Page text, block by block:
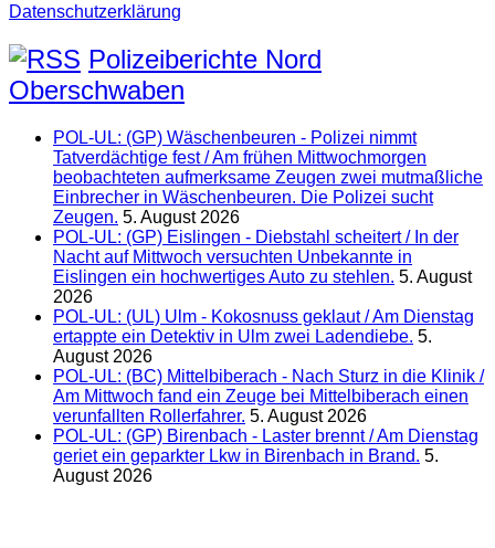
Datenschutzerklärung
Polizeiberichte Nord
Oberschwaben
POL-UL: (GP) Wäschenbeuren - Polizei nimmt
Tatverdächtige fest / Am frühen Mittwochmorgen
beobachteten aufmerksame Zeugen zwei mutmaßliche
Einbrecher in Wäschenbeuren. Die Polizei sucht
Zeugen. 5. August 2026
POL-UL: (GP) Eislingen - Diebstahl scheitert / In der
Nacht auf Mittwoch versuchten Unbekannte in
Eislingen ein hochwertiges Auto zu stehlen. 5. August
2026
POL-UL: (UL) Ulm - Kokosnuss geklaut / Am Dienstag
ertappte ein Detektiv in Ulm zwei Ladendiebe. 5.
August 2026
POL-UL: (BC) Mittelbiberach - Nach Sturz in die Klinik /
Am Mittwoch fand ein Zeuge bei Mittelbiberach einen
verunfallten Rollerfahrer. 5. August 2026
POL-UL: (GP) Birenbach - Laster brennt / Am Dienstag
geriet ein geparkter Lkw in Birenbach in Brand. 5.
August 2026